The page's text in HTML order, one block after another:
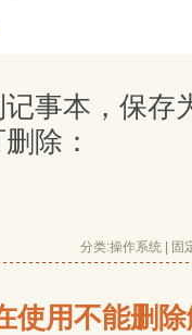
事本，保存
除：
分类:操作系统 固
使用不能删